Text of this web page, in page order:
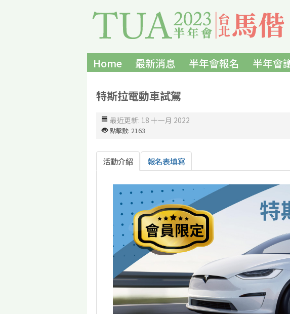
Home 最新消息 半年會報名 半年會
特斯拉電動車試駕
最近更新: 18 十一月 2022
點擊數: 2163
活動介紹 報名表填寫